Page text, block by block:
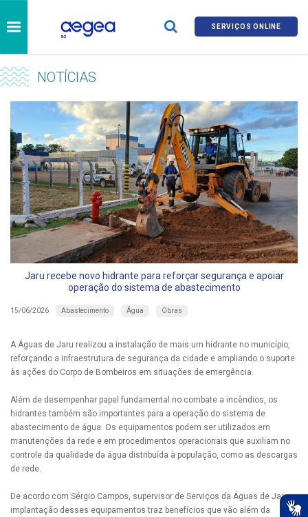
SERVIÇOS ONLINE
NOTÍCIAS
Jaru recebe novo hidrante para reforçar segurança e apoiar
operação do sistema de abastecimento
15/06/2026 Abastecimento Água Obras
A Águas de Jaru realizou a instalação de mais um hidrante no município,
reforçando a infraestrutura de segurança da cidade e ampliando o suporte
às ações do Corpo de Bombeiros em situações de emergência.
Além de desempenhar papel fundamental no combate a incêndios, os
hidrantes também são importantes para a operação do sistema de
abastecimento de água. Os equipamentos podem ser utilizados em
manutenções da rede e em procedimentos operacionais que auxiliam no
controle da qualidade da água distribuída à população, como as descargas
de rede.
De acordo com Sérgio Campos, supervisor de Serviços da Águas de Jaru, a
implantação desses equipamentos traz benefícios que vão além da